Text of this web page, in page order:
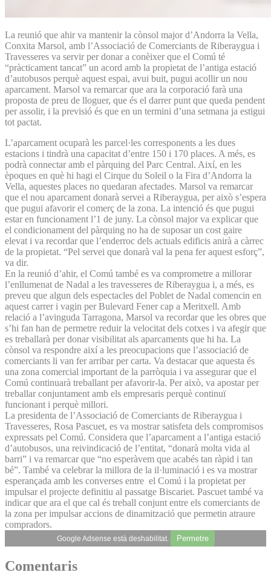
La reunió que ahir va mantenir la cònsol major d’Andorra la Vella,
Conxita Marsol, amb l’Associació de Comerciants de Riberaygua i
Travesseres va servir per donar a conèixer que el Comú té
“pràcticament tancat” un acord amb la propietat de l’antiga estació
d’autobusos perquè aquest espai, avui buit, pugui acollir un nou
aparcament. Marsol va remarcar que ara la corporació farà una
proposta de preu de lloguer, que és el darrer punt que queda pendent
per assolir, i la previsió és que en un termini d’una setmana ja estigui
tot pactat.
L’aparcament ocuparà les parcel·les corresponents a les dues
estacions i tindrà una capacitat d’entre 150 i 170 places. A més, es
podrà connectar amb el pàrquing del Parc Central. Així, en les
èpoques en què hi hagi el Cirque du Soleil o la Fira d’Andorra la
Vella, aquestes places no quedaran afectades. Marsol va remarcar
que el nou aparcament donarà servei a Riberaygua, per això s’espera
que pugui afavorir el comerç de la zona. La intenció és que pugui
estar en funcionament l’1 de juny. La cònsol major va explicar que
el condicionament del pàrquing no ha de suposar un cost gaire
elevat i va recordar que l’enderroc dels actuals edificis anirà a càrrec
de la propietat. “Pel servei que donarà val la pena fer aquest esforç”,
va dir.
En la reunió d’ahir, el Comú també es va comprometre a millorar
l’enllumenat de Nadal a les travesseres de Riberaygua i, a més, es
preveu que algun dels espectacles del Poblet de Nadal comencin en
aquest carrer i vagin per Bulevard Fener cap a Meritxell. Amb
relació a l’avinguda Tarragona, Marsol va recordar que les obres que
s’hi fan han de permetre reduir la velocitat dels cotxes i va afegir que
es treballarà per donar visibilitat als aparcaments que hi ha. La
cònsol va respondre així a les preocupacions que l’associació de
comerciants li van fer arribar per carta. Va destacar que aquesta és
una zona comercial important de la parròquia i va assegurar que el
Comú continuarà treballant per afavorir-la. Per això, va apostar per
treballar conjuntament amb els empresaris perquè continuï
funcionant i perquè millori.
La presidenta de l’Associació de Comerciants de Riberaygua i
Travesseres, Rosa Pascuet, es va mostrar satisfeta dels compromisos
expressats pel Comú. Considera que l’aparcament a l’antiga estació
d’autobusos, una reivindicació de l’entitat, “donarà molta vida al
barri” i va remarcar que “no esperàvem que acabés tan ràpid i tan
bé”. També va celebrar la millora de la il·luminació i es va mostrar
esperançada amb les converses entre el Comú i la propietat per
impulsar el projecte definitiu al passatge Biscariet. Pascuet també va
indicar que ara el que cal és treball conjunt entre els comerciants de
la zona per impulsar accions de dinamització que permetin atraure
compradors.
Google Adsense està deshabilitat. Permetre
Comentaris